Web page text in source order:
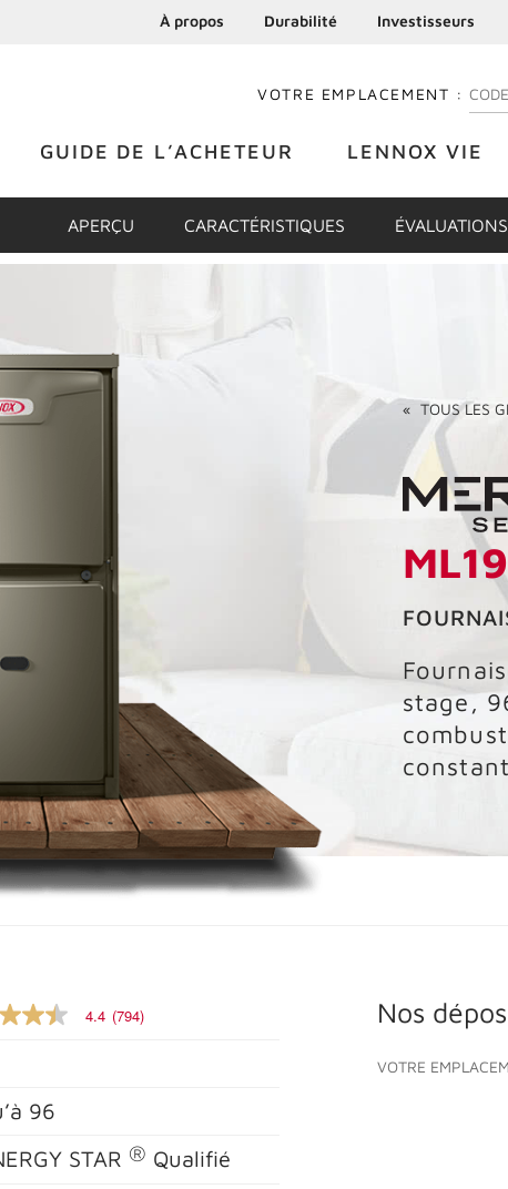
À propos Durabilité Investisseurs
VOTRE EMPLACEMENT :
GUIDE DE L’ACHETEUR LENNOX VIE
APERÇU CARACTÉRISTIQUES ÉVALUATIONS
« TOUS LES
stage,
4.4 (794)
96
STAR ® Qualifié
Nos
VOTRE